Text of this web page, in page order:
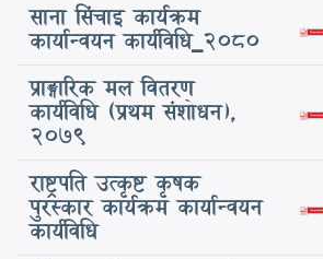
साना सिंचाइ कार्यक्रम
कार्यान्वयन कार्यविधि_२०८०
प्राङ्गारिक मल वितरण
कार्यविधि (प्रथम संशोधन),
२०७९
राष्ट्रपति उत्कृष्ट कृषक
पुरस्कार कार्यक्रम कार्यान्वयन
कार्यविधि